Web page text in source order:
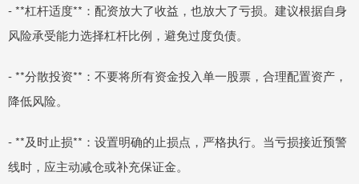
- **杠杆适度**：配资放大了收益，也放大了亏损。建议根据自身
风险承受能力选择杠杆比例，避免过度负债。
- **分散投资**：不要将所有资金投入单一股票，合理配置资产，
降低风险。
- **及时止损**：设置明确的止损点，严格执行。当亏损接近预警
线时，应主动减仓或补充保证金。